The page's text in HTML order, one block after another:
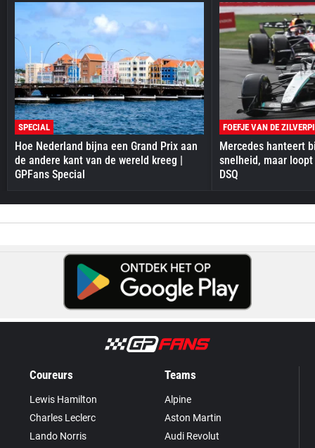
SPECIAL
Hoe Nederland bijna een Grand Prix aan
de andere kant van de wereld kreeg |
GPFans Special
FOEFJE VAN DE
Mercedes hanteert
snelheid, maar
DSQ
Coureurs
Lewis Hamilton
Charles Leclerc
Lando Norris
Teams
Alpine
Aston Martin
Audi Revolut